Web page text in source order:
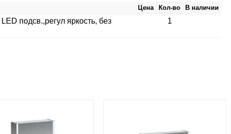
Цена Кол-во В наличии
подсв.,регул яркость, без
1